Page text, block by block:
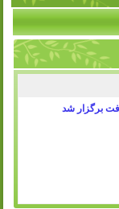
برگزار شد